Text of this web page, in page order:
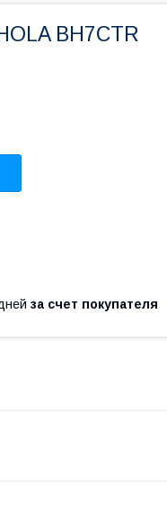
BH7CTR
за счет покупателя